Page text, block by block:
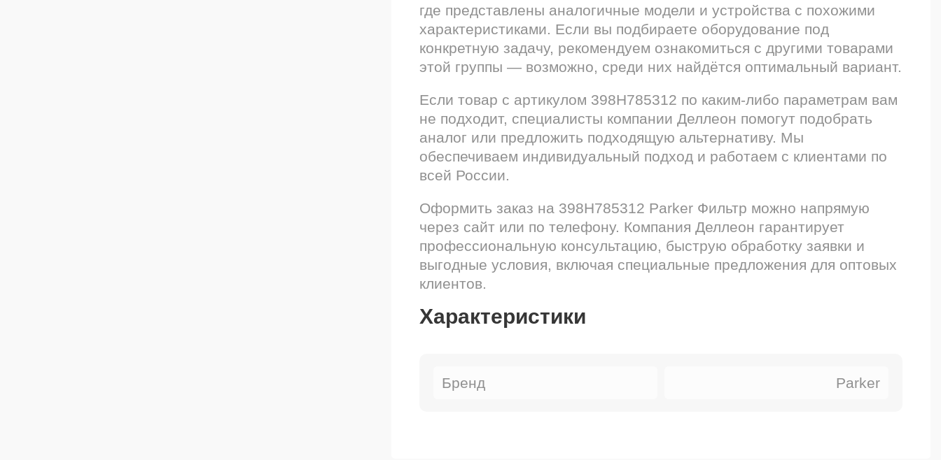
где представлены аналогичные модели и устройства с похожими
характеристиками. Если вы подбираете оборудование под
конкретную задачу, рекомендуем ознакомиться с другими товарами
этой группы — возможно, среди них найдётся оптимальный вариант.
Если товар с артикулом 398H785312 по каким-либо параметрам вам
не подходит, специалисты компании Деллеон помогут подобрать
аналог или предложить подходящую альтернативу. Мы
обеспечиваем индивидуальный подход и работаем с клиентами по
всей России.
Оформить заказ на 398H785312 Parker Фильтр можно напрямую
через сайт или по телефону. Компания Деллеон гарантирует
профессиональную консультацию, быструю обработку заявки и
выгодные условия, включая специальные предложения для оптовых
клиентов.
Характеристики
Бренд Parker